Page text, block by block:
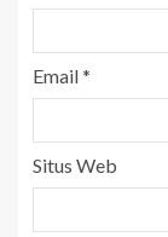
Email*
Situs Web